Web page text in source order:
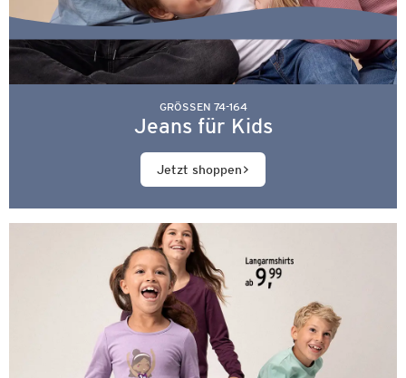
GRÖSSEN 74-164
Jeans für Kids
Jetzt shoppen